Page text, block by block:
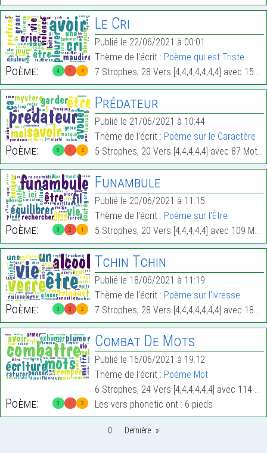
4 1 4
Poème:
Le Cri
Publié le 22/06/2021 à 00:01
Thème de l'écrit : Poème qui est Triste
7 Strophes, 28 Vers [4,4,4,4,4,4,4] avec 150 Mots.
5 1 4
Poème:
Prédateur
Publié le 21/06/2021 à 10:44
Thème de l'écrit : Poème sur le Caractère
5 Strophes, 20 Vers [4,4,4,4,4] avec 87 Mots.
3 2 1
Poème:
Funambule
Publié le 20/06/2021 à 11:15
Thème de l'écrit : Poème sur l'Être
5 Strophes, 20 Vers [4,4,4,4,4] avec 109 Mots.
3 2 2
Poème:
Tchin Tchin
Publié le 18/06/2021 à 11:19
Thème de l'écrit : Poème sur l'Ivresse
7 Strophes, 28 Vers [4,4,4,4,4,4,4] avec 180 Mots.
3 1 3
Poème:
Combat De Mots
Publié le 16/06/2021 à 19:12
Thème de l'écrit : Poème Mot
6 Strophes, 24 Vers [4,4,4,4,4,4] avec 114 Mots.
Les vers phonetic ont : 6 pieds
0 Dernière